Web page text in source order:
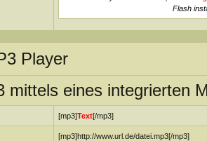
Flash
Player
mittels eines integrierten
[mp3]Text[/mp3]
[mp3]http://www.url.de/datei.mp3[/mp3]